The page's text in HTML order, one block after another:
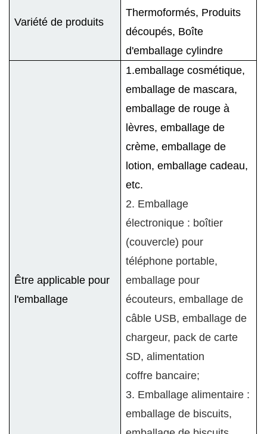
Variété de produits
Thermoformés, Produits
découpés, Boîte
d'emballage cylindre
Être applicable pour
l'emballage
1.emballage cosmétique,
emballage de mascara,
emballage de rouge à
lèvres, emballage de
crème, emballage de
lotion, emballage cadeau,
etc.
2. Emballage
électronique : boîtier
(couvercle) pour
téléphone portable,
emballage pour
écouteurs, emballage de
câble USB, emballage de
chargeur, pack de carte
SD, alimentation
coffre bancaire;
3. Emballage alimentaire :
emballage de biscuits,